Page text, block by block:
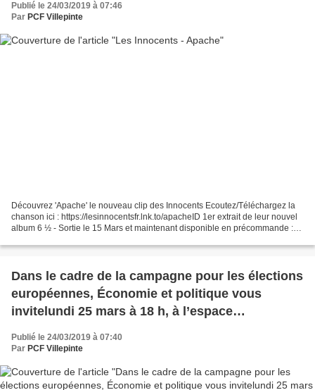
Publié le 24/03/2019 à 07:46
Par PCF Villepinte
Découvrez 'Apache' le nouveau clip des Innocents Ecoutez/Téléchargez la
chanson ici : https://lesinnocentsfr.lnk.to/apacheID 1er extrait de leur nouvel
album 6 ½ - Sortie le 15 Mars et maintenant disponible en précommande :
Dans le cadre de la campagne pour les élections
européennes, Économie et politique vous
invitelundi 25 mars à 18 h, à l’espace
une rencontre sur le thème « Contre l’Europe de
nouveau projet européen », avec la participation
Publié le 24/03/2019 à 07:40
Par PCF Villepinte